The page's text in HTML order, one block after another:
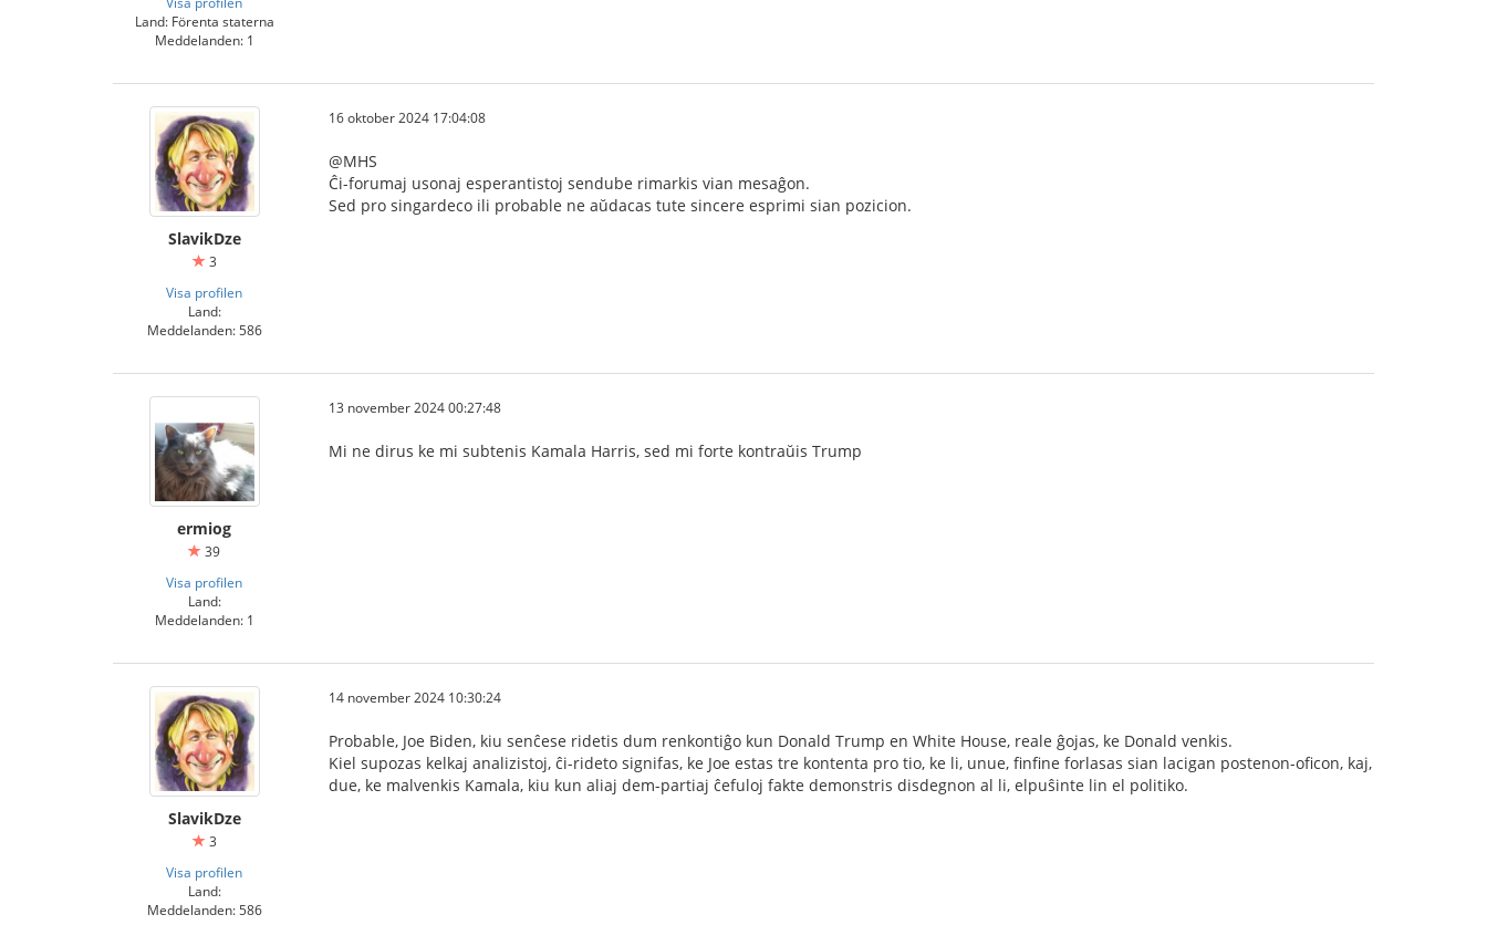
Land: Förenta staterna
Meddelanden: 1
SlavikDze
3
Visa profilen
Land:
Meddelanden: 586
16 oktober 2024 17:04:08
@MHS
Ĉi-forumaj usonaj esperantistoj sendube rimarkis vian mesaĝon.
Sed pro singardeco ili probable ne aŭdacas tute sincere esprimi sian pozicion.
ermiog
39
Visa profilen
Land:
Meddelanden: 1
13 november 2024 00:27:48
Mi ne dirus ke mi subtenis Kamala Harris, sed mi forte kontraŭis Trump
SlavikDze
3
Visa profilen
Land:
Meddelanden: 586
14 november 2024 10:30:24
Probable, Joe Biden, kiu senĉese ridetis dum renkontiĝo kun Donald Trump en White House, reale ĝojas, ke Donald venkis.
Kiel supozas kelkaj analizistoj, ĉi-rideto signifas, ke Joe estas tre kontenta pro tio, ke li, unue, finfine forlasas sian lacigan postenon-oficon, kaj,
due, ke malvenkis Kamala, kiu kun aliaj dem-partiaj ĉefuloj fakte demonstris disdegnon al li, elpuŝinte lin el politiko.